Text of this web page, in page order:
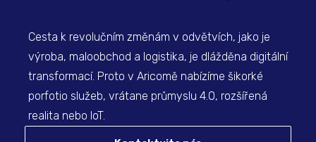
Cesta k revolučním změnám v odvětvích, jako je
výroba, maloobchod a logistika, je dlážděna digitální
transformací. Proto v Aricomě nabízíme šikorké
porfotio služeb, vrátane průmyslu 4.0, rozšířená
realita nebo IoT.